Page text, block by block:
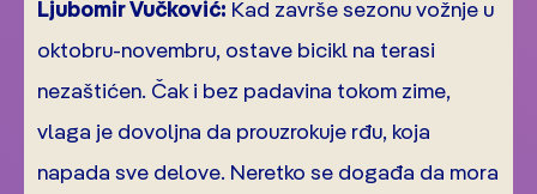
Ljubomir Vučković: Kad završe sezonu vožnje u
oktobru-novembru, ostave bicikl na terasi
nezaštićen. Čak i bez padavina tokom zime,
vlaga je dovoljna da prouzrokuje rđu, koja
napada sve delove. Neretko se događa da mora